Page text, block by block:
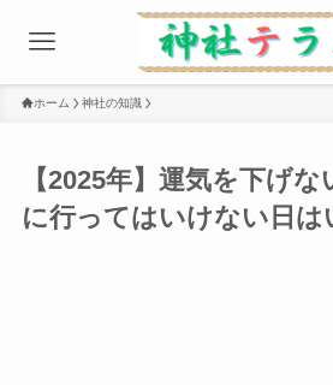
ホーム 神社の知識
【2025年】運気を下げ
に行ってはいけない日は